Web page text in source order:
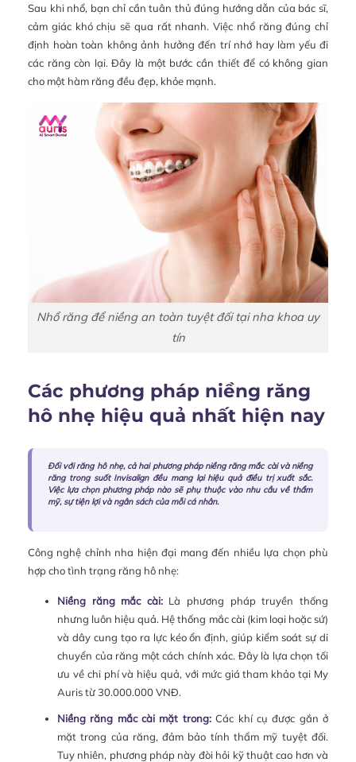
Sau khi nhổ, bạn chỉ cần tuân thủ đúng hướng dẫn của bác sĩ,
cảm giác khó chịu sẽ qua rất nhanh. Việc nhổ răng đúng chỉ
định hoàn toàn không ảnh hưởng đến trí nhớ hay làm yếu đi
các răng còn lại. Đây là một bước cần thiết để có không gian
cho một hàm răng đều đẹp, khỏe mạnh.
Nhổ răng để niềng an toàn tuyệt đối tại nha khoa uy
tín
Các phương pháp niềng răng
hô nhẹ hiệu quả nhất hiện nay
Đối với răng hô nhẹ, cả hai phương pháp niềng răng mắc cài và niềng
răng trong suốt Invisalign đều mang lại hiệu quả điều trị xuất sắc.
Việc lựa chọn phương pháp nào sẽ phụ thuộc vào nhu cầu về thẩm
mỹ, sự tiện lợi và ngân sách của mỗi cá nhân.
Công nghệ chỉnh nha hiện đại mang đến nhiều lựa chọn phù
hợp cho tình trạng răng hô nhẹ:
Niềng răng mắc cài:Là phương pháp truyền thống
nhưng luôn hiệu quả. Hệ thống mắc cài (kim loại hoặc sứ)
và dây cung tạo ra lực kéo ổn định, giúp kiểm soát sự di
chuyển của răng một cách chính xác. Đây là lựa chọn tối
ưu về chi phí và hiệu quả, với mức giá tham khảo tại My
Auris từ 30.000.000 VNĐ.
Niềng răng mắc cài mặt trong:Các khí cụ được gắn ở
mặt trong của răng, đảm bảo tính thẩm mỹ tuyệt đối.
Tuy nhiên, phương pháp này đòi hỏi kỹ thuật cao hơn và